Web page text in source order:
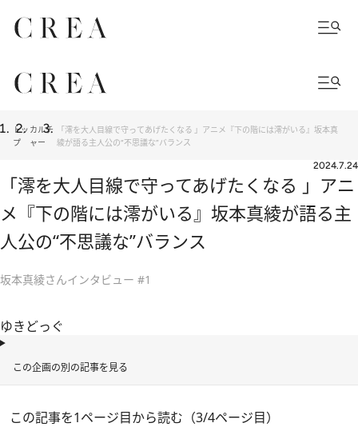
トッ
プ
カルチ
ャー
「澪を大人目線で守ってあげたくなる 」アニメ『下の階には澪がいる』坂本真
綾が語る主人公の“不思議な”バランス
2024.7.24
「澪を大人目線で守ってあげたくなる 」アニ
メ『下の階には澪がいる』坂本真綾が語る主
人公の“不思議な”バランス
坂本真綾さんインタビュー #1
ゆきどっぐ
この企画の別の記事を見る
この記事を1ページ目から読む（3/4ページ目）